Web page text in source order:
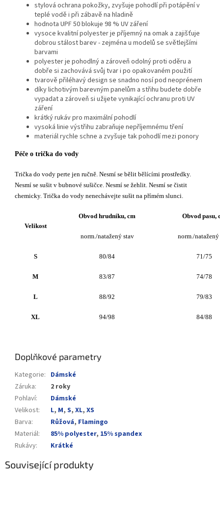
stylová ochrana pokožky, zvyšuje pohodlí při potápění v
teplé vodě i při zábavě na hladině
hodnota UPF 50 blokuje 98 % UV záření
vysoce kvalitní polyester je příjemný na omak a zajišťuje
dobrou stálost barev - zejména u modelů se světlejšími
barvami
polyester je pohodlný a zároveň odolný proti oděru a
dobře si zachovává svůj tvar i po opakovaném použití
tvarově přiléhavý design se snadno nosí pod neoprénem
díky lichotivým barevným panelům a střihu budete dobře
vypadat a zároveň si užijete vynikající ochranu proti UV
záření
krátký rukáv pro maximální pohodlí
vysoká linie výstřihu zabraňuje nepříjemnému tření
materiál rychle schne a zvyšuje tak pohodlí mezi ponory
Péče o trička do vody
Trička do vody perte jen ručně. Nesmí se bělit bělícími prostředky.
Nesmí se sušit v bubnové sušičce. Nesmí se žehlit. Nesmí se čistit
chemicky. Trička do vody nenechávejte sušit na přímém slunci.
Velikost
Obvod hrudníku, cm
norm./natažený stav
Obvod pasu,
norm./natažený
S 80/84 71/75
M 83/87 74/78
L 88/92 79/83
XL 94/98 84/88
Doplňkové parametry
Kategorie: Dámské
Záruka:
2 roky
Pohlaví:
Dámské
Velikost: L, M, S, XL, XS
Barva: Růžová, Flamingo
Materiál: 85% polyester, 15% spandex
Rukávy: Krátké
Související produkty